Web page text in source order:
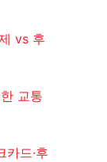
vs 후
교통
드·후